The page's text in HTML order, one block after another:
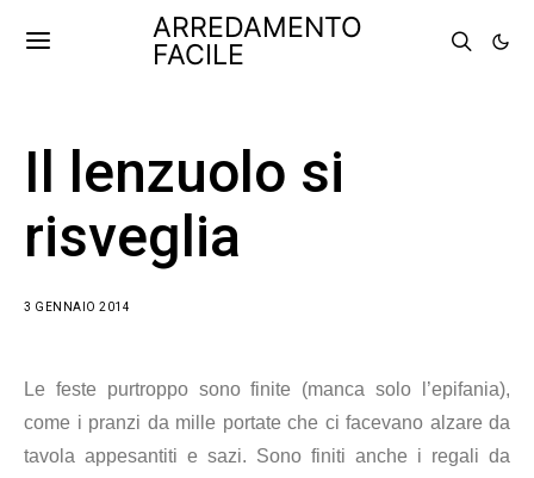
ARREDAMENTO
FACILE
Il lenzuolo si
risveglia
3 GENNAIO 2014
Le feste purtroppo sono finite (manca solo l’epifania),
come i pranzi da mille portate che ci facevano alzare da
tavola appesantiti e sazi. Sono finiti anche i regali da